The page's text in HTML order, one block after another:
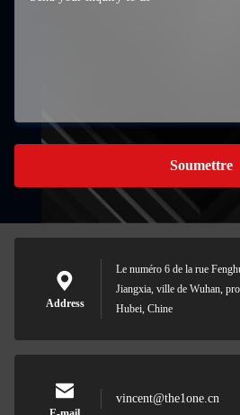
Soumettre
Address
Le numéro 6 de la rue
Jiangxia, ville de Wuhan,
Hubei, Chine
vincent@the1one.cn